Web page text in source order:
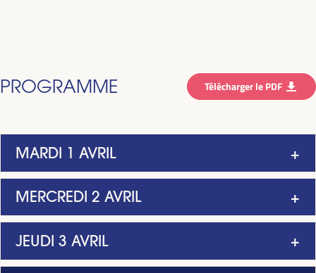
PROGRAMME Télécharger le PDF
MARDI 1 AVRIL
MERCREDI 2 AVRIL
JEUDI 3 AVRIL